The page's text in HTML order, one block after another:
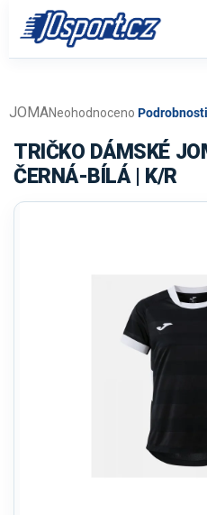
obsah
Průměrné
produktu
je
0,0
Neohodnoceno
JOMA
TRIČKO DÁMSKÉ
ČERNÁ-BÍLÁ | K/R